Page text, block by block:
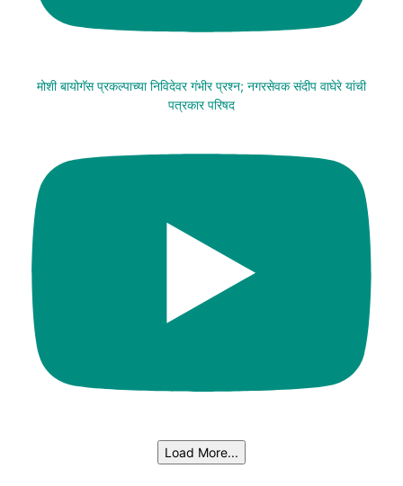
मोशी बायोगॅस प्रकल्पाच्या निविदेवर गंभीर प्रश्न; नगरसेवक संदीप वाघेरे यांची
पत्रकार परिषद
Load More...